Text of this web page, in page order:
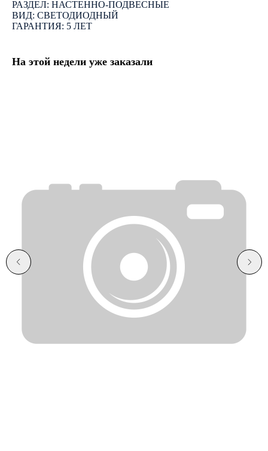
РАЗДЕЛ: НАСТЕННО-ПОДВЕСНЫЕ
ВИД: СВЕТОДИОДНЫЙ
ГАРАНТИЯ: 5 ЛЕТ
На этой недели уже заказали